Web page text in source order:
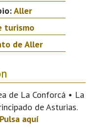
Aller
turismo
de Aller
de La Conforcá • La
de Asturias.
Pulsa aquí